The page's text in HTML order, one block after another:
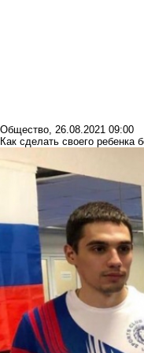
Общество, 26.08.2021 09:00
Как сделать своего